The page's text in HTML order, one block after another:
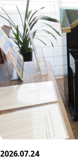
2026.07.24